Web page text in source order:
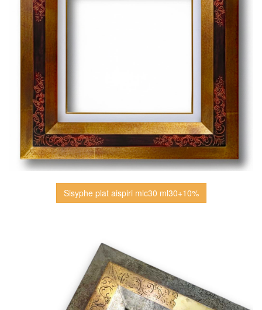
Sisyphe plat aispiri mlc30 ml30+10%